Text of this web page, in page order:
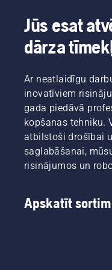
Jūs esat
dārza
Ar neatlaidīgu
inovatīviem
gada piedāvā
kopšanas tehniku.
atbilstoši drošībai
saglabāšanai,
risinājumos un
Apskatīt